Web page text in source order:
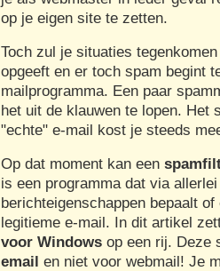
op je eigen site te zetten.
Toch zul je situaties
opgeeft en er toch spam begint
mailprogramma. Een paar
het uit de klauwen te lopen. Het
"echte" e-mail kost je steeds
Op dat moment kan een
is een programma dat via
berichteigenschappen bepaalt
legitieme e-mail. In dit artikel
voor Windows op een rij. Deze
email en niet voor webmail! Je